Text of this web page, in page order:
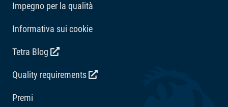
Impegno per la qualità
Informativa sui cookie
Tetra Blog
Quality requirements
Premi